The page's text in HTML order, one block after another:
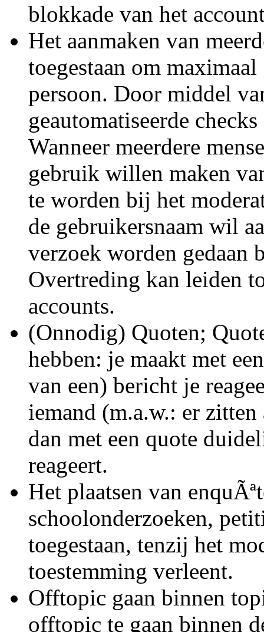
blokkade van het
Het aanmaken van
toegestaan om
persoon. Door middel
geautomatiseerde
Wanneer meerdere
gebruik willen maken
te worden bij het
de gebruikersnaam wil
verzoek worden gedaan
Overtreding kan leiden
accounts.
(Onnodig) Quoten;
hebben: je maakt met
van een) bericht je
iemand (m.a.w.: er zitten
dan met een quote
reageert.
Het plaatsen van
schoolonderzoeken,
toegestaan, tenzij het
toestemming verleent.
Offtopic gaan binnen
offtopic te gaan binnen